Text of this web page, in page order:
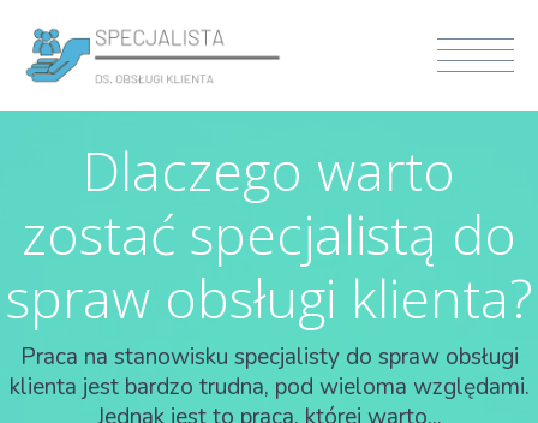
Dlaczego warto
zostać specjalistą do
spraw obsługi klienta?
Praca na stanowisku specjalisty do spraw obsługi
klienta jest bardzo trudna, pod wieloma względami.